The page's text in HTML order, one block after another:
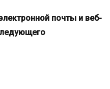
почты и веб-